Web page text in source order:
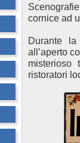
cornice ad
Durante
all’aperto
misterioso
ristoratori